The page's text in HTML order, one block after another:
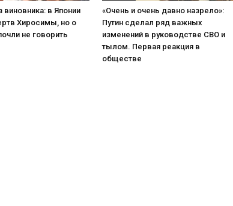
виновника: в Японии
Хиросимы, но о
не говорить
«Очень и очень давно назрело»:
Путин сделал ряд важных
изменений в руководстве СВО и
тылом. Первая реакция в
обществе